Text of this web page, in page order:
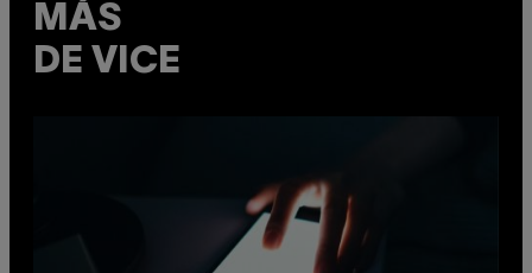
MÁS
DE VICE